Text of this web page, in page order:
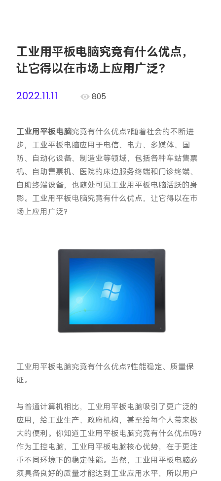
工业用平板电脑究竟有什么优点，
让它得以在市场上应用广泛？
2022.11.11
805
工业用平板电脑究竟有什么优点?随着社会的不断进
步，工业平板电脑应用于电信、电力、多媒体、国
防、自动化设备、制造业等领域，包括各种车站售票
机、自助售票机、医院的床边服务终端和门诊终端、
自助终端设备，也随处可见工业用平板电脑活跃的身
影。工业用平板电脑究竟有什么优点，让它得以在市
场上应用广泛?
工业用平板电脑究竟有什么优点?性能稳定、质量保
证。
与普通计算机相比，工业用平板电脑吸引了更广泛的
应用，给工业生产、政府机构，甚至给每个人带来极
大的便利。你知道工业用平板电脑究竟有什么优点吗?
作为工控电脑，工业用平板电脑核心优势，在于更注
重不同环境下的稳定性能。当然，工业用平板电脑必
须具备良好的质量才能达到工业应用水平，所以用户